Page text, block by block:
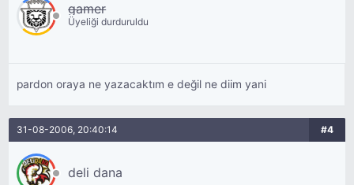
gamer
Üyeliği durduruldu
pardon oraya ne yazacaktım e değil ne diim yani
31-08-2006, 20:40:14 #4
deli dana